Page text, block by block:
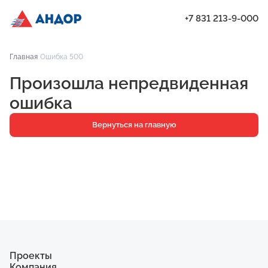
Проекты
Квартиры
Паркинг
Кладовые
+7 831 213-9-000
Главная Ошибка 500
Произошла непредвиденная
ошибка
Вернуться на главную
Проекты